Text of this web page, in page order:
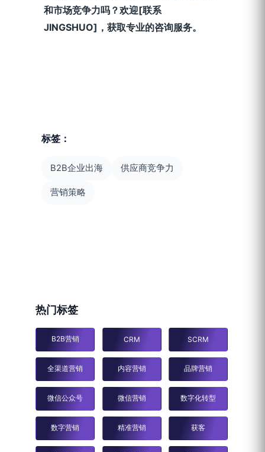
和市场竞争力吗？欢迎[联系
JINGSHUO]，获取专业的咨询服务。
标签：
B2B企业出海 供应商竞争力
营销策略
热门标签
B2B营销 CRM SCRM
全渠道营销 内容营销 品牌营销
微信公众号 微信营销 数字化转型
数字营销 精准营销 获客